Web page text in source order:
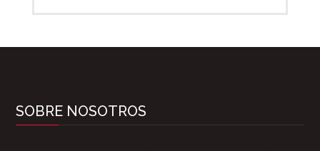
SOBRE NOSOTROS